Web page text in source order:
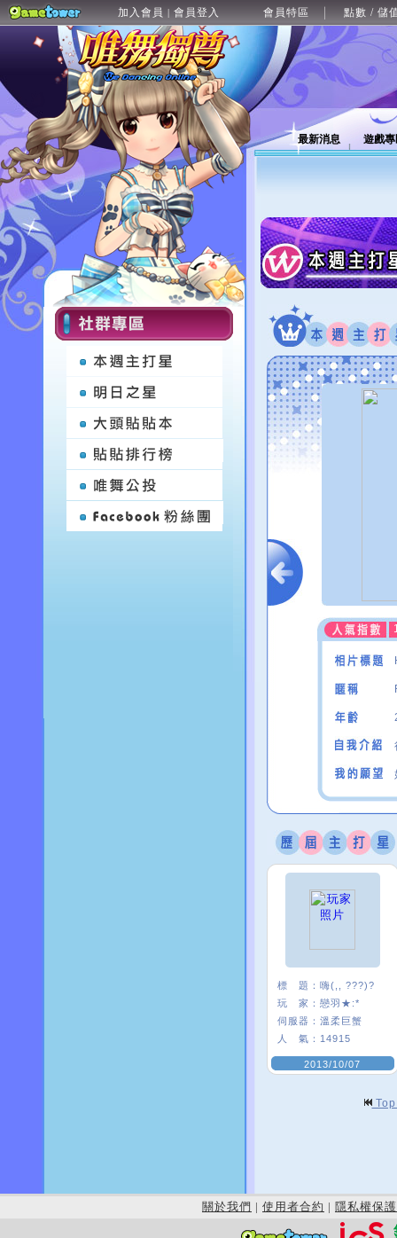
加入會員 | 會員登入 會員特區 點數 / 儲
最新消息 遊戲
標 題： 嗨(,, ???)?
玩 家： 戀羽★:*
伺服器： 溫柔巨蟹
人 氣： 14915
2013/10/07
關於我們 | 使用者合約 | 隱私權保護